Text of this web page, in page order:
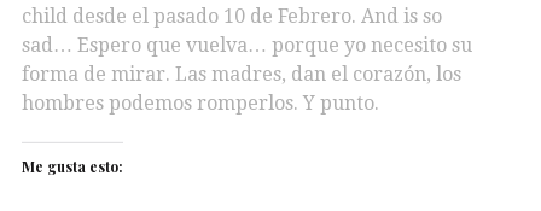
child desde el pasado 10 de Febrero. And is so
sad… Espero que vuelva… porque yo necesito su
forma de mirar. Las madres, dan el corazón, los
hombres podemos romperlos. Y punto.
Me gusta esto: